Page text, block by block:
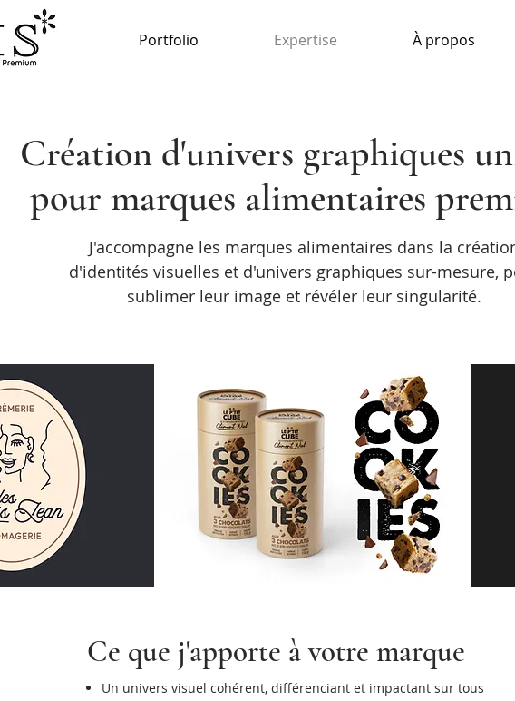
Portfolio Expertise À propos
Création d'univers graphiques
pour marques alimentaires
J'accompagne les marques alimentaires dans la
d'identités visuelles et d'univers graphiques sur-mesure,
sublimer leur image et révéler leur singularité.
Ce que j'apporte à votre marque
Un univers visuel cohérent, différenciant et impactant sur tous